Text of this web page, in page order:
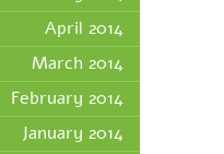
April 2014
March 2014
February 2014
January 2014